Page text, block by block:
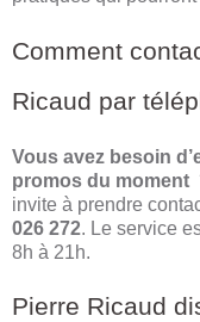
Comment
Ricaud par
Vous avez besoin
promos du moment
invite à prendre
026 272. Le service
8h à 21h.
Pierre Ricaud